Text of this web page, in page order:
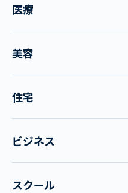
医療
美容
住宅
ビジネス
スクール